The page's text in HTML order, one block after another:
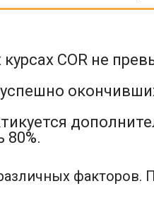
COR не
80%.
факторов.